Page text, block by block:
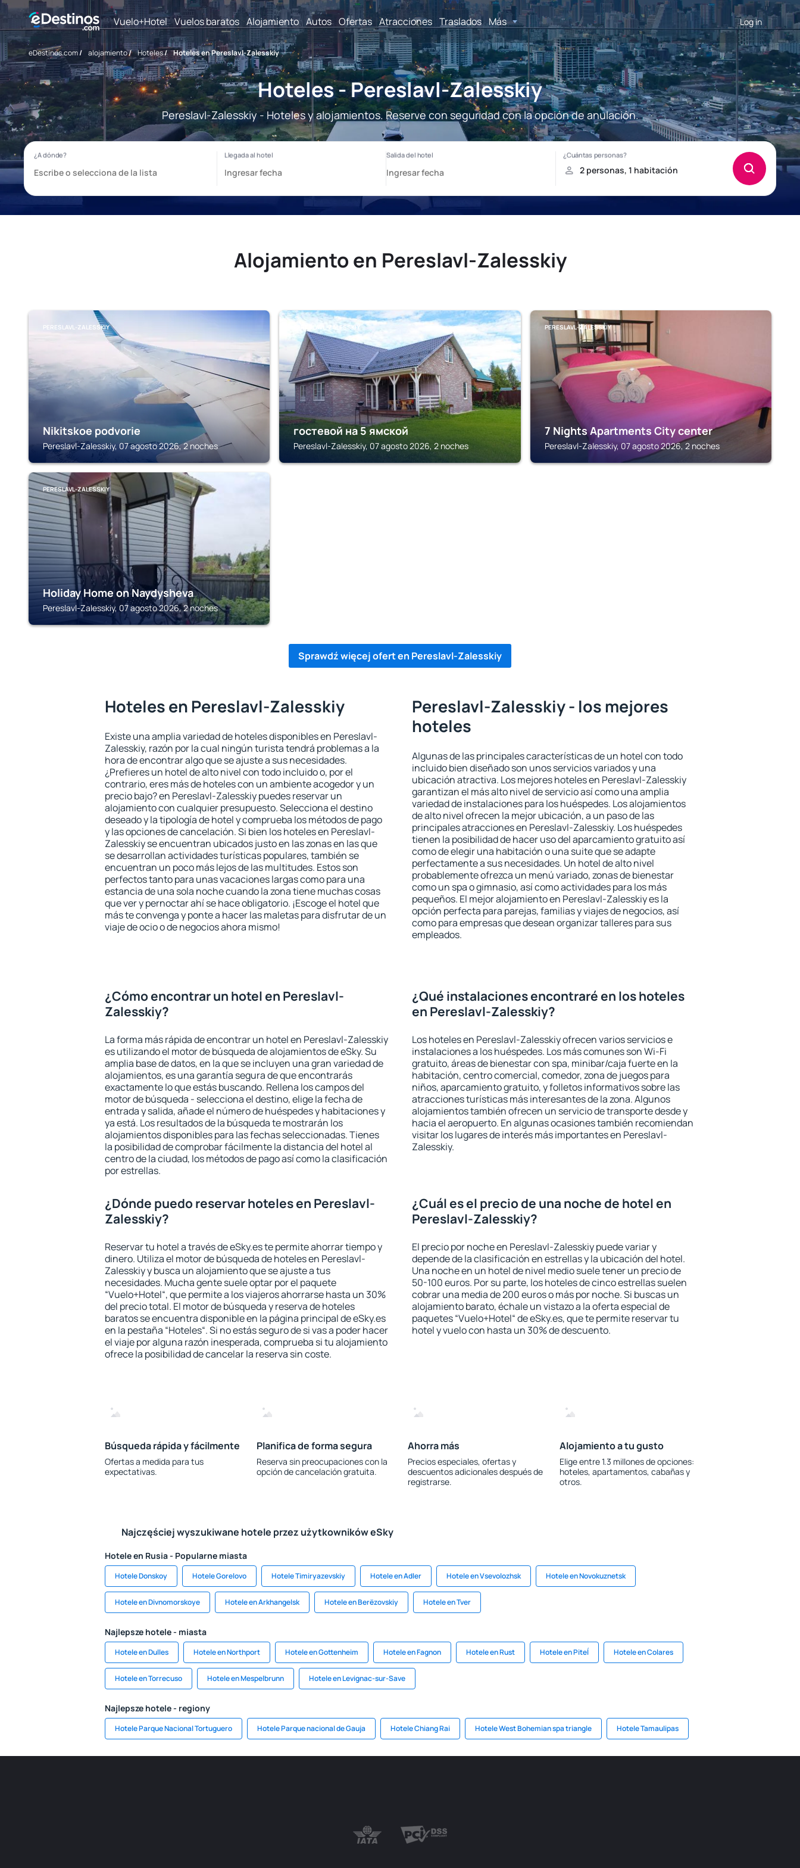
Vuelo+Hotel Vuelos baratos Alojamiento Autos Ofertas Atracciones Traslados Más Log in
eDestinos.com/ alojamiento/ Hoteles/ Hoteles en Pereslavl-Zalesskiy
Hoteles - Pereslavl-Zalesskiy
Pereslavl-Zalesskiy - Hoteles y alojamientos. Reserve con seguridad con la opción de anulación.
Alojamiento en Pereslavl-Zalesskiy
PERESLAVL-ZALESSKIY
Nikitskoe podvorie
Pereslavl-Zalesskiy, 07 agosto 2026, 2 noches
PERESLAVL-ZALESSKIY
гостевой на 5 ямской
Pereslavl-Zalesskiy, 07 agosto 2026, 2 noches
PERESLAVL-ZALESSKIY
7 Nights Apartments City center
Pereslavl-Zalesskiy, 07 agosto 2026, 2 noches
PERESLAVL-ZALESSKIY
Holiday Home on Naydysheva
Pereslavl-Zalesskiy, 07 agosto 2026, 2 noches
Sprawdź więcej ofert en Pereslavl-Zalesskiy
Hoteles en Pereslavl-Zalesskiy
Existe una amplia variedad de hoteles disponibles en Pereslavl-
Zalesskiy, razón por la cual ningún turista tendrá problemas a la
hora de encontrar algo que se ajuste a sus necesidades.
¿Prefieres un hotel de alto nivel con todo incluido o, por el
contrario, eres más de hoteles con un ambiente acogedor y un
precio bajo? en Pereslavl-Zalesskiy puedes reservar un
alojamiento con cualquier presupuesto. Selecciona el destino
deseado y la tipología de hotel y comprueba los métodos de pago
y las opciones de cancelación. Si bien los hoteles en Pereslavl-
Zalesskiy se encuentran ubicados justo en las zonas en las que
se desarrollan actividades turísticas populares, también se
encuentran un poco más lejos de las multitudes. Estos son
perfectos tanto para unas vacaciones largas como para una
estancia de una sola noche cuando la zona tiene muchas cosas
que ver y pernoctar ahí se hace obligatorio. ¡Escoge el hotel que
más te convenga y ponte a hacer las maletas para disfrutar de un
viaje de ocio o de negocios ahora mismo!
Pereslavl-Zalesskiy - los mejores
hoteles
Algunas de las principales características de un hotel con todo
incluido bien diseñado son unos servicios variados y una
ubicación atractiva. Los mejores hoteles en Pereslavl-Zalesskiy
garantizan el más alto nivel de servicio así como una amplia
variedad de instalaciones para los huéspedes. Los alojamientos
de alto nivel ofrecen la mejor ubicación, a un paso de las
principales atracciones en Pereslavl-Zalesskiy. Los huéspedes
tienen la posibilidad de hacer uso del aparcamiento gratuito así
como de elegir una habitación o una suite que se adapte
perfectamente a sus necesidades. Un hotel de alto nivel
probablemente ofrezca un menú variado, zonas de bienestar
como un spa o gimnasio, así como actividades para los más
pequeños. El mejor alojamiento en Pereslavl-Zalesskiy es la
opción perfecta para parejas, familias y viajes de negocios, así
como para empresas que desean organizar talleres para sus
empleados.
¿Cómo encontrar un hotel en Pereslavl-
Zalesskiy?
La forma más rápida de encontrar un hotel en Pereslavl-Zalesskiy
es utilizando el motor de búsqueda de alojamientos de eSky. Su
amplia base de datos, en la que se incluyen una gran variedad de
alojamientos, es una garantía segura de que encontrarás
exactamente lo que estás buscando. Rellena los campos del
motor de búsqueda - selecciona el destino, elige la fecha de
entrada y salida, añade el número de huéspedes y habitaciones y
ya está. Los resultados de la búsqueda te mostrarán los
alojamientos disponibles para las fechas seleccionadas. Tienes
la posibilidad de comprobar fácilmente la distancia del hotel al
centro de la ciudad, los métodos de pago así como la clasificación
por estrellas.
¿Qué instalaciones encontraré en los hoteles
en Pereslavl-Zalesskiy?
Los hoteles en Pereslavl-Zalesskiy ofrecen varios servicios e
instalaciones a los huéspedes. Los más comunes son Wi-Fi
gratuito, áreas de bienestar con spa, minibar/caja fuerte en la
habitación, centro comercial, comedor, zona de juegos para
niños, aparcamiento gratuito, y folletos informativos sobre las
atracciones turísticas más interesantes de la zona. Algunos
alojamientos también ofrecen un servicio de transporte desde y
hacia el aeropuerto. En algunas ocasiones también recomiendan
visitar los lugares de interés más importantes en Pereslavl-
Zalesskiy.
¿Dónde puedo reservar hoteles en Pereslavl-
Zalesskiy?
Reservar tu hotel a través de eSky.es te permite ahorrar tiempo y
dinero. Utiliza el motor de búsqueda de hoteles en Pereslavl-
Zalesskiy y busca un alojamiento que se ajuste a tus
necesidades. Mucha gente suele optar por el paquete
“Vuelo+Hotel“, que permite a los viajeros ahorrarse hasta un 30%
del precio total. El motor de búsqueda y reserva de hoteles
baratos se encuentra disponible en la página principal de eSky.es
en la pestaña “Hoteles“. Si no estás seguro de si vas a poder hacer
el viaje por alguna razón inesperada, comprueba si tu alojamiento
ofrece la posibilidad de cancelar la reserva sin coste.
¿Cuál es el precio de una noche de hotel en
Pereslavl-Zalesskiy?
El precio por noche en Pereslavl-Zalesskiy puede variar y
depende de la clasificación en estrellas y la ubicación del hotel.
Una noche en un hotel de nivel medio suele tener un precio de
50-100 euros. Por su parte, los hoteles de cinco estrellas suelen
cobrar una media de 200 euros o más por noche. Si buscas un
alojamiento barato, échale un vistazo a la oferta especial de
paquetes “Vuelo+Hotel“ de eSky.es, que te permite reservar tu
hotel y vuelo con hasta un 30% de descuento.
Búsqueda rápida y fácilmente
Ofertas a medida para tus
expectativas.
Planifica de forma segura
Reserva sin preocupaciones con la
opción de cancelación gratuita.
Ahorra más
Precios especiales, ofertas y
descuentos adicionales después de
registrarse.
Alojamiento a tu gusto
Elige entre 1.3 millones de opciones:
hoteles, apartamentos, cabañas y
otros.
Najczęściej wyszukiwane hotele przez użytkowników eSky
Hotele en Rusia - Popularne miasta
Hotele Donskoy Hotele Gorelovo Hotele Timiryazevskiy Hotele en Adler Hotele en Vsevolozhsk Hotele en Novokuznetsk
Hotele en Divnomorskoye Hotele en Arkhangelsk Hotele en Berëzovskiy Hotele en Tver
Najlepsze hotele - miasta
Hotele en Dulles Hotele en Northport Hotele en Gottenheim Hotele en Fagnon Hotele en Rust Hotele en Piteĺ Hotele en Colares
Hotele en Torrecuso Hotele en Mespelbrunn Hotele en Levignac-sur-Save
Najlepsze hotele - regiony
Hotele Parque Nacional Tortuguero Hotele Parque nacional de Gauja Hotele Chiang Rai Hotele West Bohemian spa triangle Hotele Tamaulipas